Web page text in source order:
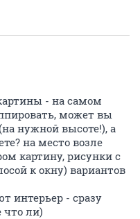
- на самом
может вы
нужной высоте!), а
на место возле
картину, рисунки с
к окну) вариантов
интерьер - сразу
что ли)